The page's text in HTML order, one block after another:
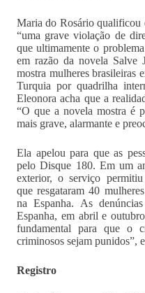
Maria do Rosário qualificou
“uma grave violação de
que ultimamente o
em razão da novela
mostra mulheres brasileiras
Turquia por quadrilha
Eleonora acha que a
“O que a novela mostra é
mais grave, alarmante e
Ela apelou para que as
pelo Disque 180. Em um
exterior, o serviço permitiu
que resgataram 40
na Espanha. As
Espanha, em abril e
fundamental para que o
criminosos sejam punidos”,
Registro